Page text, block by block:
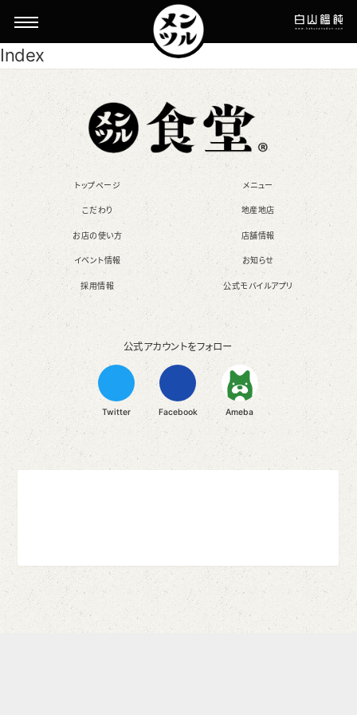
Index
トップページ メニュー
こだわり 地産地店
お店の使い方 店舗情報
イベント情報 お知らせ
採用情報 公式モバイルアプリ
公式アカウントをフォロー
Twitter Facebook Ameba